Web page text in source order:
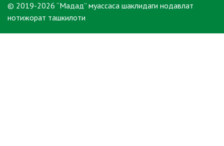
© 2019-2026 “Мадад” муассаса шаклидаги нодавлат
нотижорат ташкилоти